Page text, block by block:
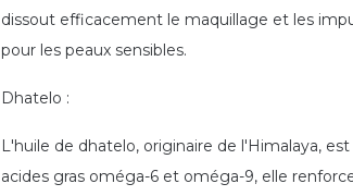
dissout efficacement le maquillage et les
pour les peaux sensibles.
Dhatelo :
L'huile de dhatelo, originaire de l'Himalaya,
acides gras oméga-6 et oméga-9, elle